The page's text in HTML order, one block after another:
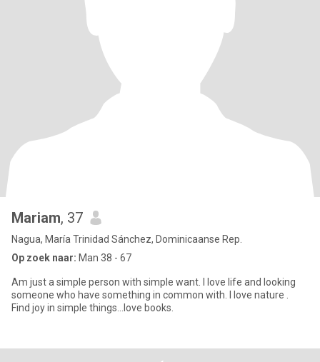
Mariam, 37
Nagua, María Trinidad Sánchez, Dominicaanse Rep.
Op zoek naar: Man 38 - 67
Am just a simple person with simple want. I love life and looking
someone who have something in common with. I love nature .
Find joy in simple things...love books.